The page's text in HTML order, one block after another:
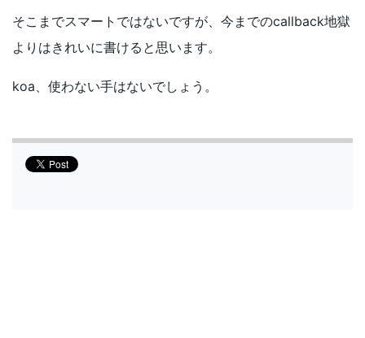
そこまでスマートではないですが、今までのcallback地獄
よりはきれいに書けると思います。
koa、使わない手はないでしょう。